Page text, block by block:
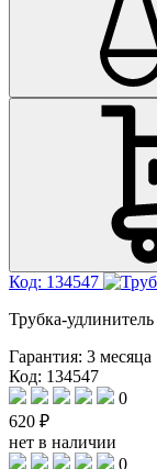
Код: 134547
Трубка-удлинитель
Гарантия: 3 месяца
Код: 134547
0
620 ₽
нет в наличии
0